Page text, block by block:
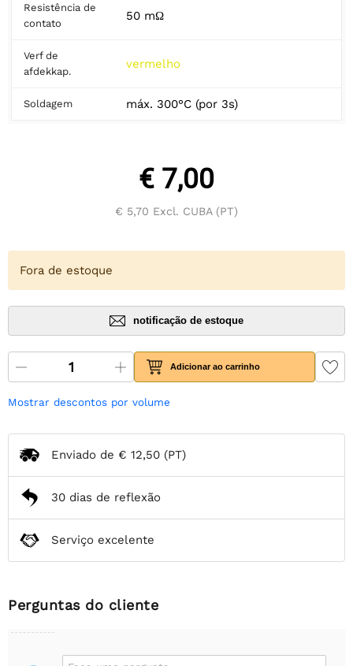
Resistência de
contato
50 mΩ
Verf de
afdekkap.
vermelho
Soldagem máx. 300°C (por 3s)
€ 7,00
€ 5,70 Excl. CUBA (PT)
Fora de estoque
notificação de estoque
Adicionar ao carrinho
Mostrar descontos por volume
Enviado de € 12,50 (PT)
30 dias de reflexão
Serviço excelente
Perguntas do cliente